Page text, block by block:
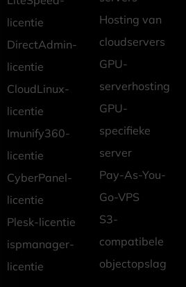
licentie
DirectAdmin-
licentie
CloudLinux-
licentie
Imunify360-
licentie
CyberPanel-
licentie
Plesk-licentie
ispmanager-
licentie
Hosting van
cloudservers
GPU-
serverhosting
GPU-
specifieke
server
Pay-As-You-
Go-VPS
S3-
compatibele
objectopslag